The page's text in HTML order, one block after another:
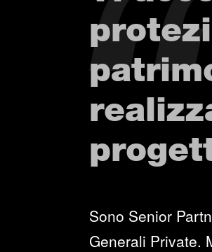
Sono Senior
Generali Private.